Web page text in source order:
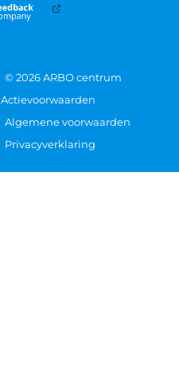
© 2026 ARBO centrum
Actievoorwaarden
Algemene voorwaarden
Privacyverklaring